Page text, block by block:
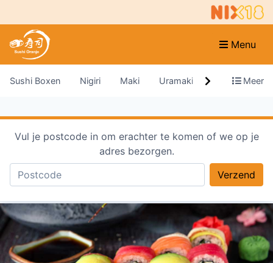
Menu
Sushi Boxen Nigiri Maki Uramaki GunkanMeer
Vul je postcode in om erachter te komen of we op je
adres bezorgen.